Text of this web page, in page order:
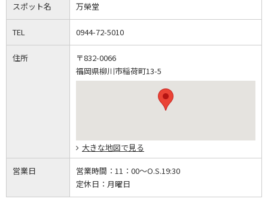
スポット名 万榮堂
TEL 0944-72-5010
住所
〒832-0066
福岡県柳川市稲荷町13-5
大きな地図で見る
営業日 営業時間： 11：00～O.S.19:30
定休日： 月曜日